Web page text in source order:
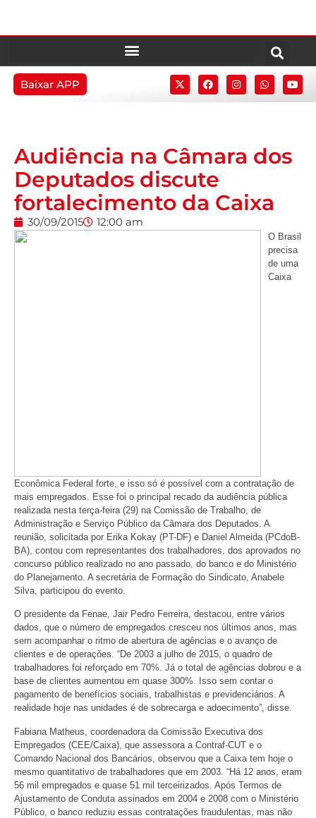
Baixar APP
Audiência na Câmara dos
Deputados discute
fortalecimento da Caixa
30/09/2015 12:00 am
O Brasil
precisa
de uma
Caixa
Econômica Federal forte, e isso só é possível com a contratação de
mais empregados. Esse foi o principal recado da audiência pública
realizada nesta terça-feira (29) na Comissão de Trabalho, de
Administração e Serviço Público da Câmara dos Deputados. A
reunião, solicitada por Erika Kokay (PT-DF) e Daniel Almeida (PCdoB-
BA), contou com representantes dos trabalhadores, dos aprovados no
concurso público realizado no ano passado, do banco e do Ministério
do Planejamento. A secretária de Formação do Sindicato, Anabele
Silva, participou do evento.
O presidente da Fenae, Jair Pedro Ferreira, destacou, entre vários
dados, que o número de empregados cresceu nos últimos anos, mas
sem acompanhar o ritmo de abertura de agências e o avanço de
clientes e de operações. “De 2003 a julho de 2015, o quadro de
trabalhadores foi reforçado em 70%. Já o total de agências dobrou e a
base de clientes aumentou em quase 300%. Isso sem contar o
pagamento de benefícios sociais, trabalhistas e previdenciários. A
realidade hoje nas unidades é de sobrecarga e adoecimento”, disse.
Fabiana Matheus, coordenadora da Comissão Executiva dos
Empregados (CEE/Caixa), que assessora a Contraf-CUT e o
Comando Nacional dos Bancários, observou que a Caixa tem hoje o
mesmo quantitativo de trabalhadores que em 2003. “Há 12 anos, eram
56 mil empregados e quase 51 mil terceirizados. Após Termos de
Ajustamento de Conduta assinados em 2004 e 2008 com o Ministério
Público, o banco reduziu essas contratações fraudulentas, mas não